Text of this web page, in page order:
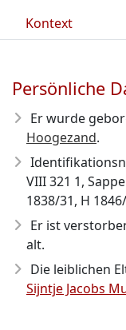
Kontext
Persönliche
Er wurde
Hoogezand.
VIII 321 1,
1838/31, H
Er ist
alt.
Die leiblichen
Sijntje Jacobs